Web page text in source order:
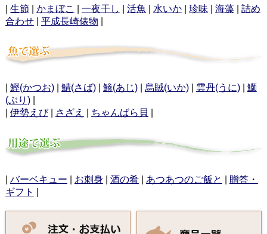
生節 かまぼこ 一夜干し 活魚 水いか| 珍味 海藻| 詰め
合わせ| 平成長崎俵物
鰹(かつお)| 鯖(さば)| 鯵(あじ)| 烏賊(いか)| 雲丹(うに)| 鰤
(ぶり)|
伊勢えび| さざえ ちゃんばら貝
バーベキュー お刺身| 酒の肴| あつあつのご飯と
贈答・
ギフト